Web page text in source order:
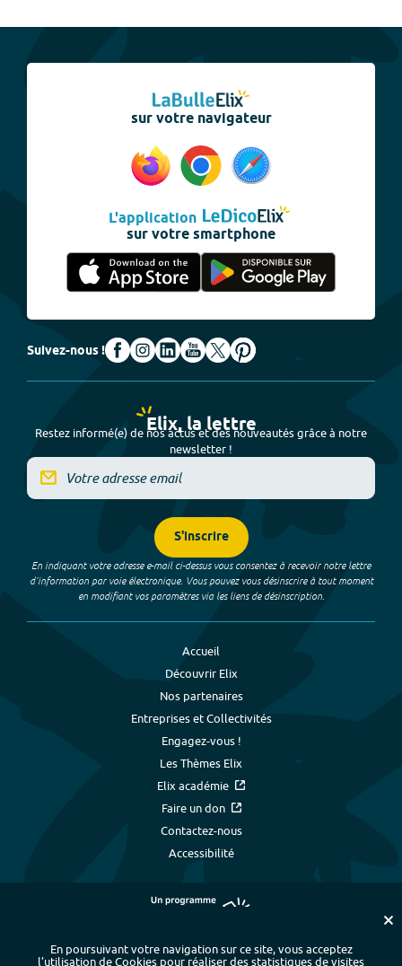
sur votre navigateur
L'application
sur votre smartphone
Suivez-nous !
Elix, la lettre
Restez informé(e) de nos actus et des nouveautés grâce à notre
newsletter !
S'inscrire
En indiquant votre adresse e-mail ci-dessus vous consentez à recevoir notre lettre
d’information par voie électronique. Vous pouvez vous désinscrire à tout moment
en modifiant vos paramètres via les liens de désinscription.
Accueil
Découvrir Elix
Nos partenaires
Entreprises et Collectivités
Engagez-vous !
Les Thèmes Elix
Elix académie
Faire un don
Contactez-nous
Accessibilité
En poursuivant votre navigation sur ce site, vous acceptez
l’utilisation de Cookies pour réaliser des statistiques de visites